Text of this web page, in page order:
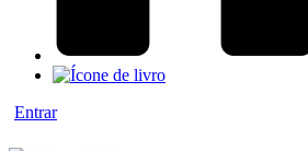
Entrar